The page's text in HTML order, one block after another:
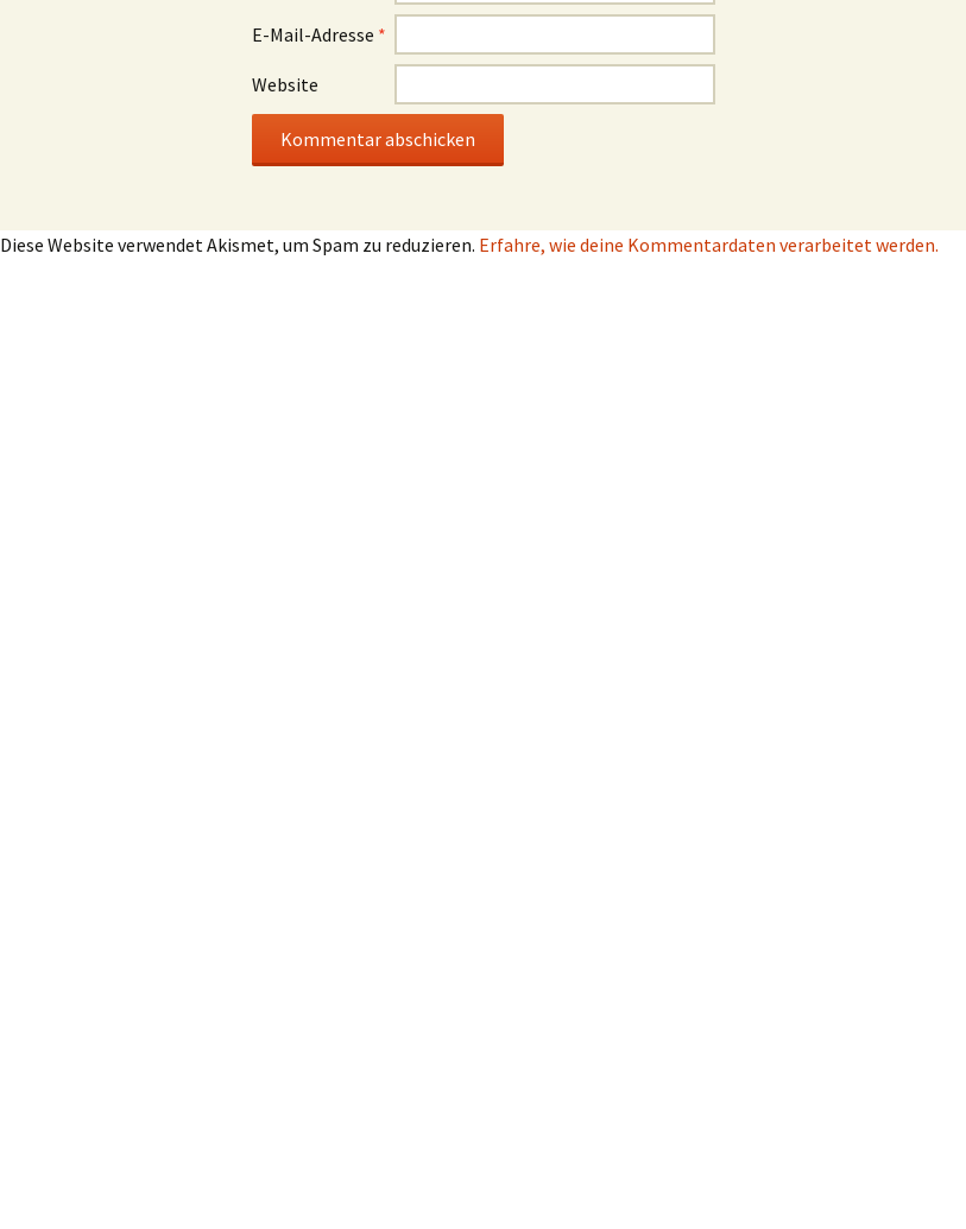
E-Mail-Adresse *
Website
Diese Website verwendet Akismet, um Spam zu reduzieren. Erfahre, wie deine Kommentardaten verarbeitet werden.